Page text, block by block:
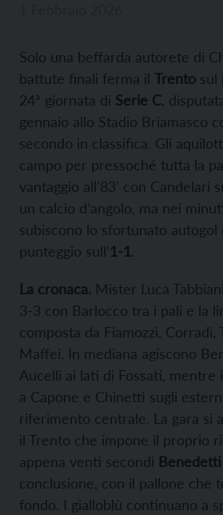
Solo una beffarda autorete di
battute finali ferma il Trento sul
24ª giornata di Serie C ,
gennaio allo Stadio Briamasco
secondo in classifica. Gli
campo per pressoché tutta la
vantaggio all’83’ con Candelari
un calcio d’angolo, ma nei
subiscono lo sfortunato autogol
punteggio sull’1-1.
La cronaca. Mister Luca
3-3 con Barlocco tra i pali e la
composta da Fiamozzi, Corradi,
Maffei. In mediana agiscono
Aucelli ai lati di Fossati, mentre
a Capone e Chinetti sugli
riferimento centrale. La gara si
il Trento che impone il proprio
appena venti secondi Benedetti
conclusione, con il pallone che
fondo. I gialloblù continuano a